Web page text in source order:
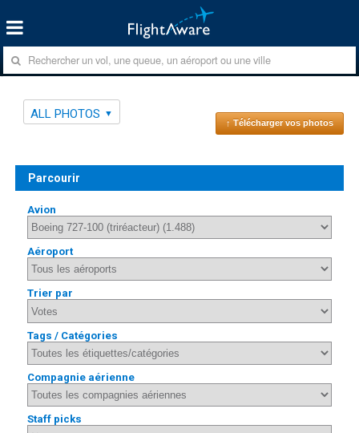
ALL PHOTOS
↑ Télécharger vos photos
Parcourir
Avion
Aéroport
Trier par
Tags / Catégories
Compagnie aérienne
Staff picks